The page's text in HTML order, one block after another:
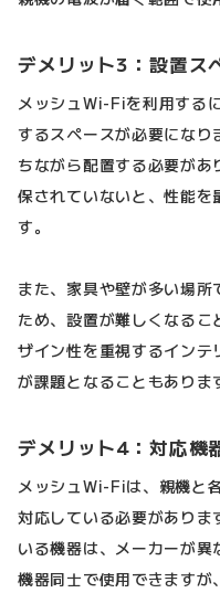
デメリット3：設置ス
メッシュWi-Fiを利用する
するスペースが必要にな
ちながら配置する必要が
保されていないと、性能
す。
また、家具や壁が多い場
ため、設置が難しくなる
ザイン性を重視するイン
が課題となることもありま
デメリット4：対応機
メッシュWi-Fiは、親機と
対応している必要があり
いる機器は、メーカーが
機器同士で使用できます